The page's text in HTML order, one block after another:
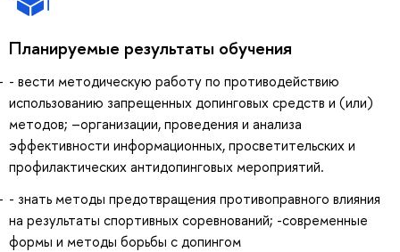
Планируемые результаты обучения
- вести методическую работу по противодействию
использованию запрещенных допинговых средств и (или)
методов; –организации, проведения и анализа
эффективности информационных, просветительских и
профилактических антидопинговых мероприятий.
- знать методы предотвращения противоправного влияния
на результаты спортивных соревнований; -современные
формы и методы борьбы с допингом